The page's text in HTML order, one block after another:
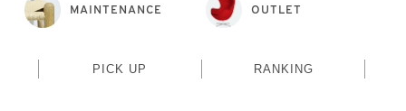
MAINTENANCE OUTLET
PICK UP RANKING